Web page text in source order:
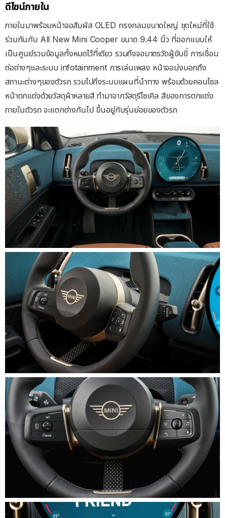
ดีไซน์ภายใน
ภายในมาพร้อมหน้าจอสัมผัส OLED ทรงกลมขนาดใหญ่ ชุดใหม่ที่ใช้
ร่วมกันกับ All New Mini Cooper ขนาด 9.44 นิ้ว ที่ออกแบบให้
เป็นศูนย์รวมข้อมูลทั้งหมดไว้ที่เดียว รวมถึงจอมาตรวัดผู้ขับขี่ การเชื่อม
ต่อต่างๆและระบบ infotainment การเล่นเพลง หน้าจอบ่งบอกถึง
สถานะต่างๆของตัวรถ รวมไปถึงระบบแผนที่นำทาง พร้อมด้วยคอนโซล
หน้าตกแต่งด้วยวัสดุผ้าหลายสี ทำมาจากวัสดุรีไซเคิล สีของการตกแต่ง
ภายในตัวรถ จะแตกต่างกันไป ขึ้นอยู่กับรุ่นย่อยของตัวรถ